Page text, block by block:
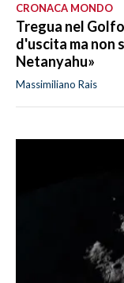
CRONACA MONDO
Tregua nel
d'uscita ma non
Netanyahu»
Massimiliano Rais